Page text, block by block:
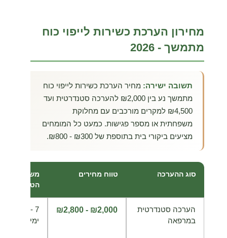
מחירון הערכת כשירות לייפוי כוח
מתמשך - 2026
תשובה ישירה:מחיר הערכת כשירות לייפוי כוח
מתמשך נע בין ₪2,000 להערכה סטנדרטית ועד
₪4,500 למקרים מורכבים עם מחלוקת
משפחתית או מספר פגישות. כמעט כל המומחים
מציעים ביקורי בית בתוספת של₪800 - ₪300
.
סוג ההערכה טווח מחירים
משך
הטיפול
הערכה סטנדרטית
במרפאה
₪2,800 - ₪2,000
10 - 7
ימים